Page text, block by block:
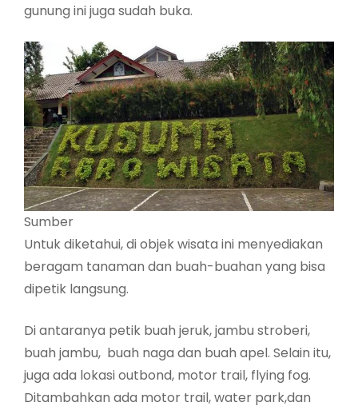
gunung ini juga sudah buka.
Sumber
Untuk diketahui, di objek wisata ini menyediakan
beragam tanaman dan buah-buahan yang bisa
dipetik langsung.
Di antaranya petik buah jeruk, jambu stroberi,
buah jambu, buah naga dan buah apel. Selain itu,
juga ada lokasi outbond, motor trail, flying fog.
Ditambahkan ada motor trail, water park,dan